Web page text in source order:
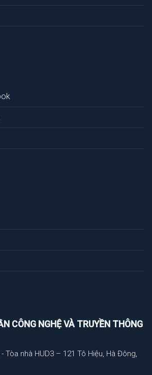
CÔNG NGHỆ VÀ TRUYỀN THÔNG
Tòa nhà HUD3 – 121 Tô Hiệu, Hà Đông,